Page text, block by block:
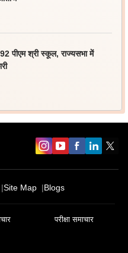
श्री स्कूल, राज्यसभा में
Site Map Blogs
परीक्षा समाचार